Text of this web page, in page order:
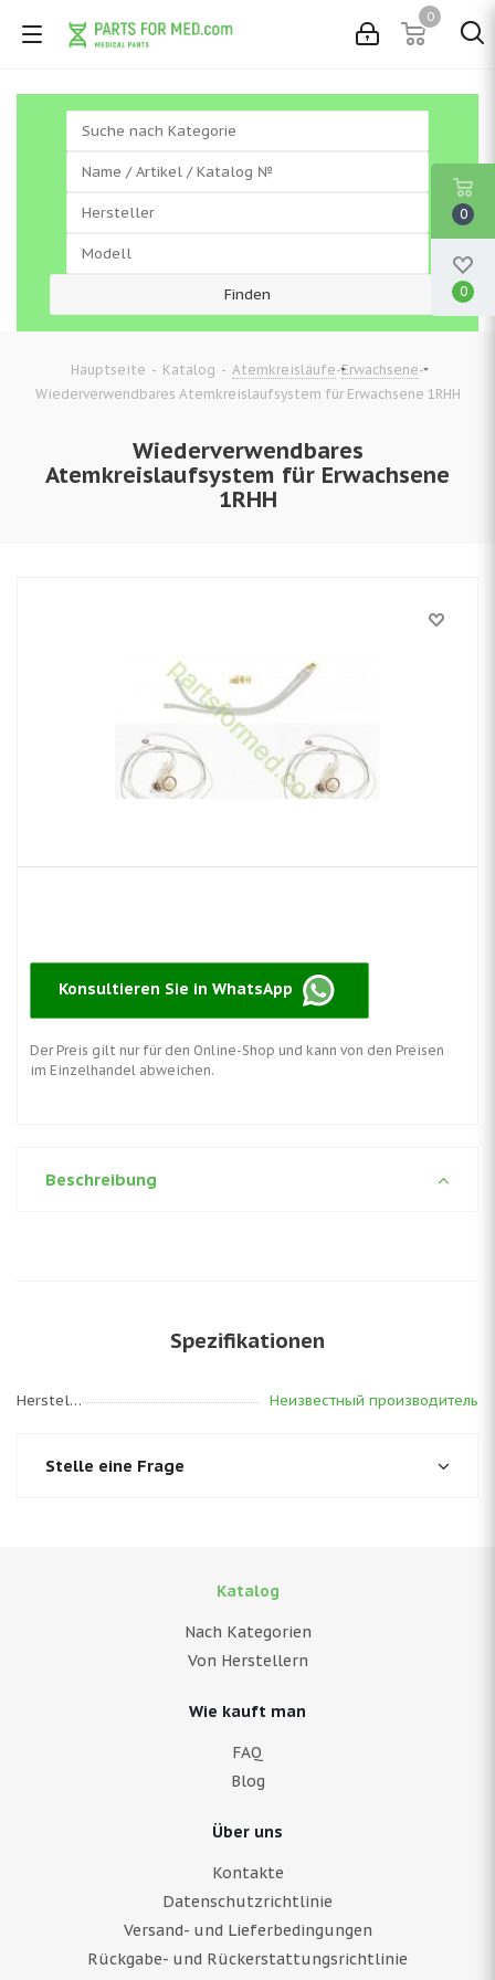
0
Hauptseite - Katalog - Atemkreisläufe-Erwachsene-
Wiederverwendbares Atemkreislaufsystem für Erwachsene 1RHH
Wiederverwendbares
Atemkreislaufsystem für Erwachsene
1RHH
Konsultieren Sie in WhatsApp
Der Preis gilt nur für den Online-Shop und kann von den Preisen
im Einzelhandel abweichen.
Beschreibung
Spezifikationen
Hersteller Неизвестный производитель
Stelle eine Frage
Katalog
Nach Kategorien
Von Herstellern
Wie kauft man
FAQ
Blog
Über uns
Kontakte
Datenschutzrichtlinie
Versand- und Lieferbedingungen
Rückgabe- und Rückerstattungsrichtlinie
0
0